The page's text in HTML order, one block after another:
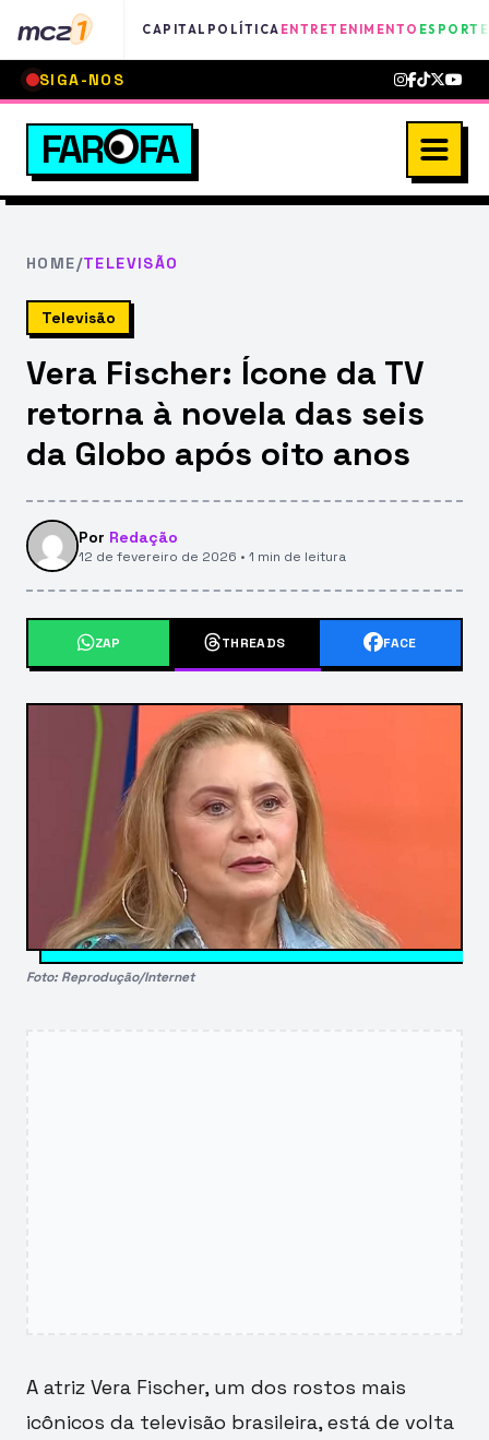
mcz1 CAPITAL POLÍTICA ENTRETENIMENTO
SIGA-NOS
FAR FA
HOME/TELEVISÃO
Televisão
Vera Fischer: Ícone da TV
retorna à novela das seis
da Globo após oito anos
Por Redação
12 de fevereiro de 2026 • 1 min de leitura
ZAP THREADS FACE
Foto: Reprodução/Internet
A atriz Vera Fischer, um dos rostos mais
icônicos da televisão brasileira, está de volta